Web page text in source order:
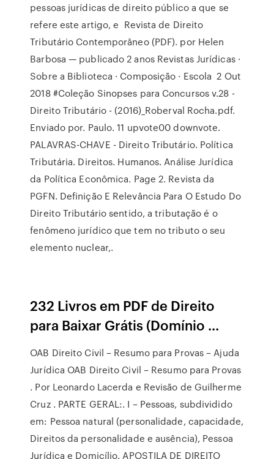
pessoas jurídicas de direito público a que se
refere este artigo, e Revista de Direito
Tributário Contemporâneo (PDF). por Helen
Barbosa — publicado 2 anos Revistas Jurídicas ·
Sobre a Biblioteca · Composição · Escola 2 Out
2018 #Coleção Sinopses para Concursos v.28 -
Direito Tributário - (2016)_Roberval Rocha.pdf.
Enviado por. Paulo. 11 upvote00 downvote.
PALAVRAS-CHAVE - Direito Tributário. Política
Tributária. Direitos. Humanos. Análise Jurídica
da Política Econômica. Page 2. Revista da
PGFN. Definição E Relevância Para O Estudo Do
Direito Tributário sentido, a tributação é o
fenômeno jurídico que tem no tributo o seu
elemento nuclear,.
232 Livros em PDF de Direito
para Baixar Grátis (Domínio ...
OAB Direito Civil – Resumo para Provas – Ajuda
Jurídica OAB Direito Civil – Resumo para Provas
. Por Leonardo Lacerda e Revisão de Guilherme
Cruz . PARTE GERAL:. I – Pessoas, subdividido
em: Pessoa natural (personalidade, capacidade,
Direitos da personalidade e ausência), Pessoa
Jurídica e Domicílio. APOSTILA DE DIREITO